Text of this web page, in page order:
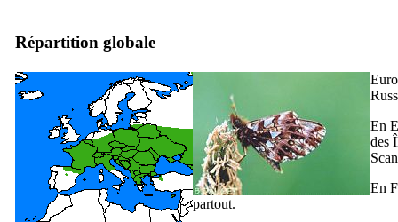
Répartition globale
En
des
En
partout.